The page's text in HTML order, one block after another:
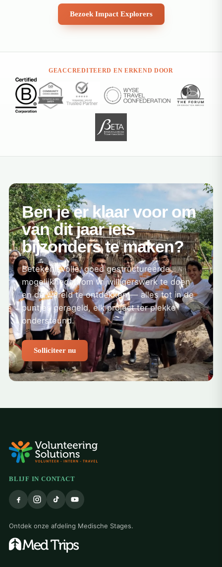
Bezoek Impact Explorers
GEACCREDITEERD EN ERKEND DOOR
Ben je er klaar voor om
van dit jaar iets
bijzonders te maken?
Betekenisvolle, goed gestructureerde
mogelijkheden om vrijwilligerswerk te doen
en de wereld te ontdekken — alles tot in de
puntjes geregeld, elk project ter plekke
ondersteund.
Solliciteer nu
BLIJF IN CONTACT
Ontdek onze afdeling Medische Stages.